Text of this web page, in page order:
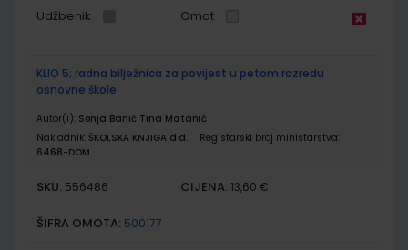
Udžbenik Omot
KLIO 5; radna bilježnica za povijest u petom razredu
osnovne škole
Autor(i): Sonja Banić Tina Matanić
Nakladnik: ŠKOLSKA KNJIGA d.d.
Registarski broj ministarstva:
6468-DOM
SKU: 556486 CIJENA: 13,60 €
ŠIFRA OMOTA: 500177